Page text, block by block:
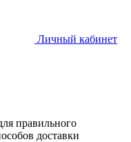
Личный кабинет
правильного
доставки